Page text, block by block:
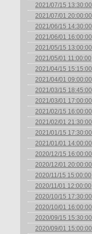
2021/07/15 13:30:00
2021/07/01 20:00:00
2021/06/15 14:30:00
2021/06/01 16:00:00
2021/05/15 13:00:00
2021/05/01 11:00:00
2021/04/15 15:15:00
2021/04/01 09:00:00
2021/03/15 18:45:00
2021/03/01 17:00:00
2021/02/15 16:00:00
2021/02/01 21:30:00
2021/01/15 17:30:00
2021/01/01 14:00:00
2020/12/15 16:00:00
2020/12/01 20:00:00
2020/11/15 15:00:00
2020/11/01 12:00:00
2020/10/15 17:30:00
2020/10/01 16:00:00
2020/09/15 15:30:00
2020/09/01 15:00:00